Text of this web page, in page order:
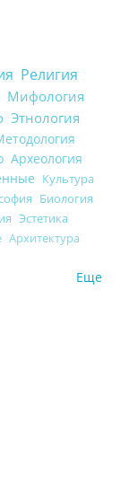
Религия
Мифология
Этнология
Археология
Культура
Биология
Эстетика
Архитектура
Еще